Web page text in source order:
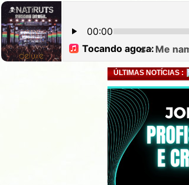
ÚLTIMAS NOTÍCIAS :